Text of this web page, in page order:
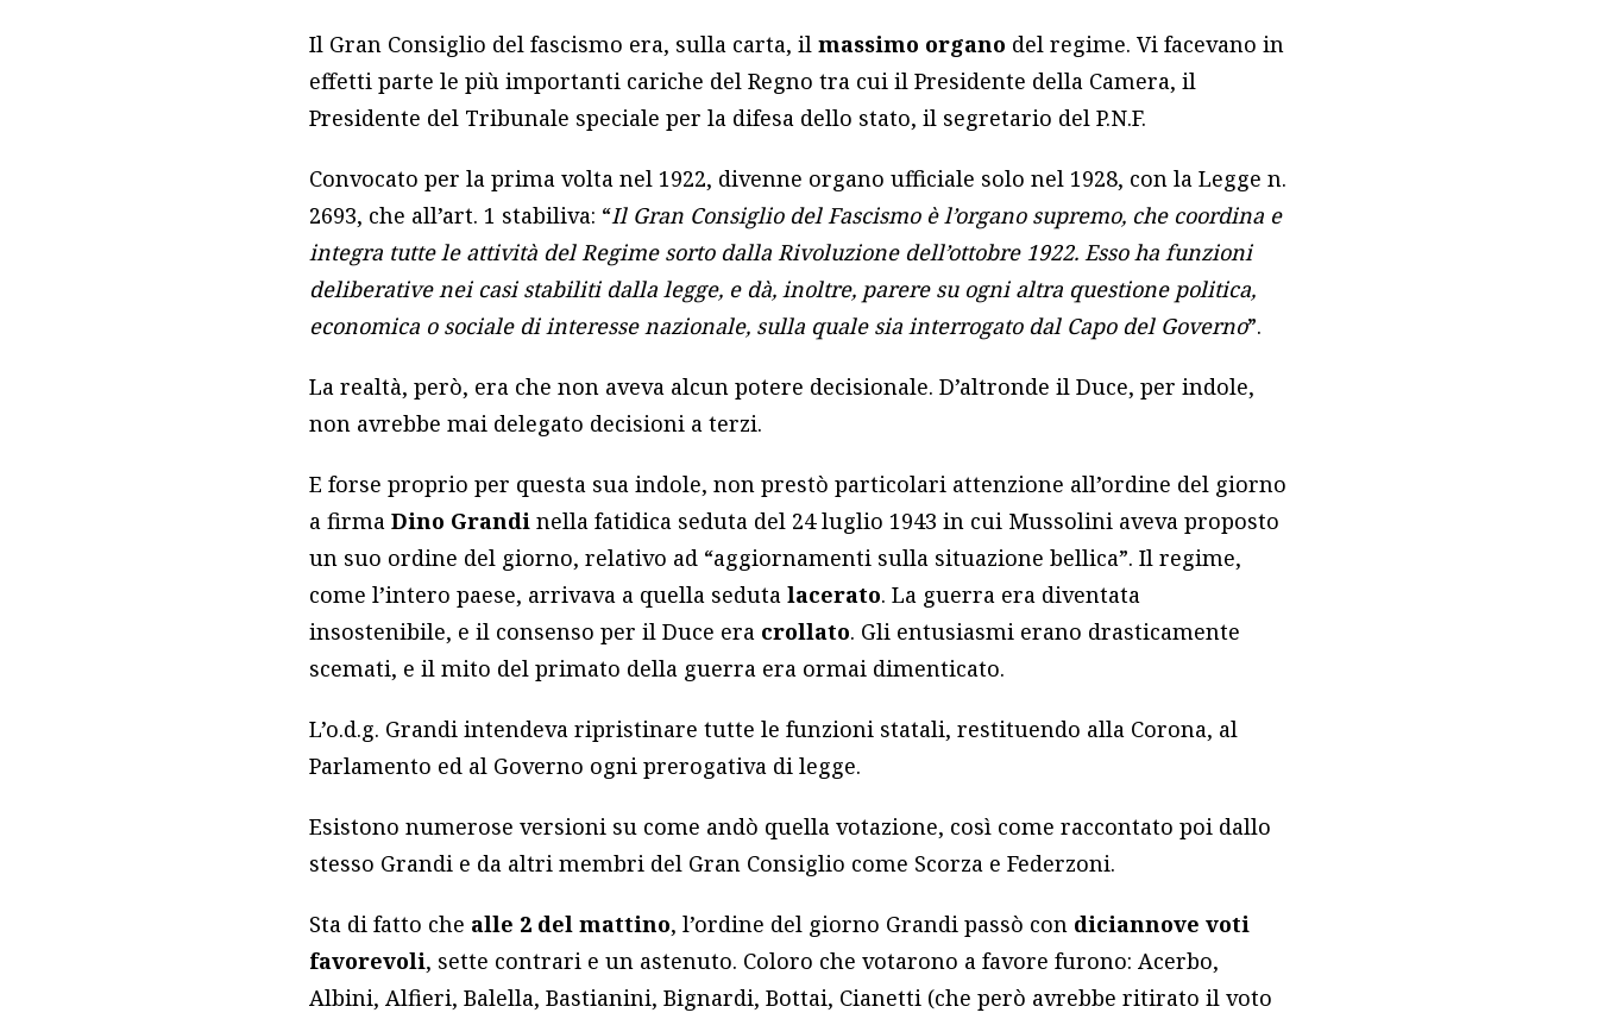
Il Gran Consiglio del fascismo era, sulla carta, ilmassimo organo del regime. Vi facevano in
effetti parte le più importanti cariche del Regno tra cui il Presidente della Camera, il
Presidente del Tribunale speciale per la difesa dello stato, il segretario del P.N.F.
Convocato per la prima volta nel 1922, divenne organo ufficiale solo nel 1928, con la Legge n.
2693, che all’art. 1 stabiliva: “Il Gran Consiglio del Fascismo è l’organo supremo, che coordina e
integra tutte le attività del Regime sorto dalla Rivoluzione dell’ottobre 1922. Esso ha funzioni
deliberative nei casi stabiliti dalla legge, e dà, inoltre, parere su ogni altra questione politica,
economica o sociale di interesse nazionale, sulla quale sia interrogato dal Capo del Governo”.
La realtà, però, era che non aveva alcun potere decisionale. D’altronde il Duce, per indole,
non avrebbe mai delegato decisioni a terzi.
E forse proprio per questa sua indole, non prestò particolari attenzione all’ordine del giorno
a firmaDino Grandinella fatidica seduta del 24 luglio 1943 in cui Mussolini aveva proposto
un suo ordine del giorno, relativo ad “aggiornamenti sulla situazione bellica”. Il regime,
come l’intero paese, arrivava a quella sedutalacerato. La guerra era diventata
insostenibile, e il consenso per il Duce era crollato. Gli entusiasmi erano drasticamente
scemati, e il mito del primato della guerra era ormai dimenticato.
L’o.d.g. Grandi intendeva ripristinare tutte le funzioni statali, restituendo alla Corona, al
Parlamento ed al Governo ogni prerogativa di legge.
Esistono numerose versioni su come andò quella votazione, così come raccontato poi dallo
stesso Grandi e da altri membri del Gran Consiglio come Scorza e Federzoni.
Sta di fatto che alle 2 del mattino, l’ordine del giorno Grandi passò con diciannove voti
favorevoli, sette contrari e un astenuto. Coloro che votarono a favore furono: Acerbo,
Albini, Alfieri, Balella, Bastianini, Bignardi, Bottai, Cianetti (che però avrebbe ritirato il voto